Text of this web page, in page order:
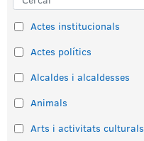
Actes institucionals
Actes polítics
Alcaldes i alcaldesses
Animals
Arts i activitats culturals